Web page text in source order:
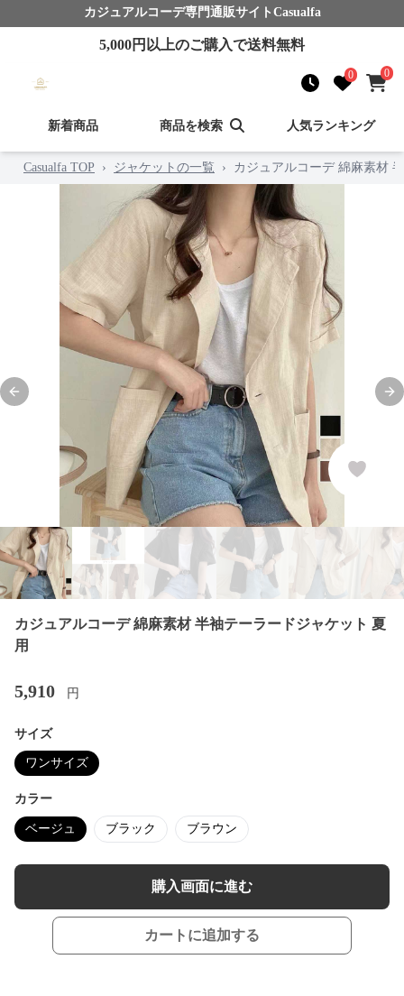
カジュアルコーデ専門通販サイト Casualfa
5,000円以上のご購入で送料無料
0 0
新着商品 商品を検索 人気ランキング
Casualfa TOP › ジャケットの一覧 › カジュアルコーデ 綿麻素材
Previous slide
カジュアルコーデ 綿麻素材 半袖テーラードジャケット 夏
用
5,910 円
サイズ
ワンサイズ
カラー
ベージュ ブラック ブラウン
購入画面に進む
カートに追加する